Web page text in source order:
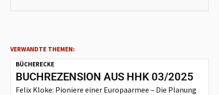
VERWANDTE THEMEN:
BÜCHERECKE
BUCHREZENSION AUS HHK 03/2025
Felix Kloke: Pioniere einer Europaarmee – Die Planung